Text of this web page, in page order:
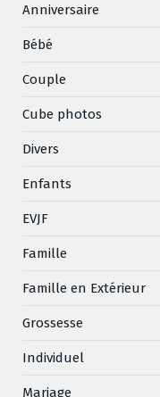
Anniversaire
Bébé
Couple
Cube photos
Divers
Enfants
EVJF
Famille
Famille en Extérieur
Grossesse
Individuel
Mariage